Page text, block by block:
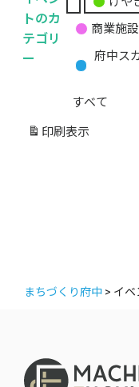
トのカ
テゴリ
ー
無
題
カ
ゴ
リ
商業施
府中ス
すべて
印刷 表示
まちづくり府中 > イベ